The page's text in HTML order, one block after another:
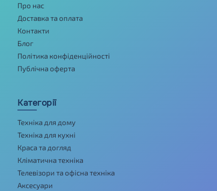
Про нас
Доставка та оплата
Контакти
Блог
Політика конфіденційності
Публічна оферта
Категорії
Техніка для дому
Техніка для кухні
Краса та догляд
Кліматична техніка
Телевізори та офісна техніка
Аксесуари